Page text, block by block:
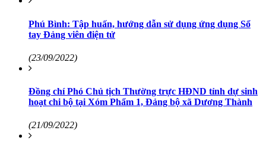
Phú Bình: Tập huấn, hướng dẫn sử dụng ứng dụng Sổ
tay Đảng viên điện tử
(23/09/2022)
Đồng chí Phó Chủ tịch Thường trực HĐND tỉnh dự sinh
hoạt chi bộ tại Xóm Phẩm 1, Đảng bộ xã Dương Thành
(21/09/2022)